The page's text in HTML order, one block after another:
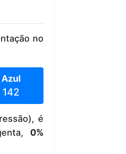
no
Azul
142
é
0%